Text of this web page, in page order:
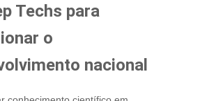
Techs para
o
nacional